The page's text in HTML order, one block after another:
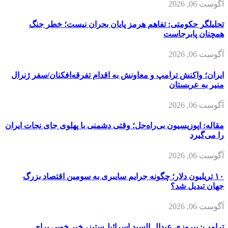
آگوست 06, 2026
تحلیلگر حکومتی: تفاهم هرمز پایان بحران نیست؛ خطر جنگ
همچنان پابرجاست
آگوست 06, 2026
ایران؛ واکنش ترامپ و معاونش به اقدام تفرقه‌افکنان/سفر ژنرال
منیر به عربستان
آگوست 06, 2026
مقاله: اپوزیسیون بی‌راه‌حل؛ وقتی دشمنی با پهلوی جای نجات ایران
را می‌گیرد
آگوست 06, 2026
۱۰ تریلیون دلار؛ چگونه جرایم سایبری به سومین اقتصاد بزرگ
جهان تبدیل شد؟
آگوست 06, 2026